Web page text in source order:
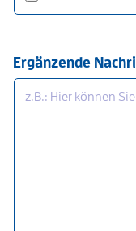
Ergänzende